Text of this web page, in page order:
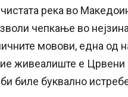
река во
чепкање во
мовови, една од
живеалиште е Црвени
биле буквално